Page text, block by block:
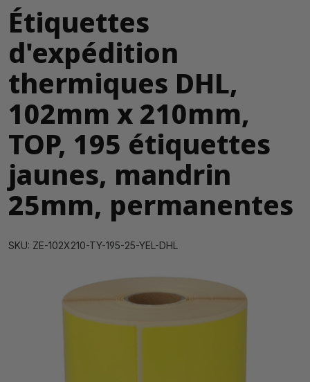
Étiquettes
d'expédition
thermiques DHL,
102mm x 210mm,
TOP, 195 étiquettes
jaunes, mandrin
25mm, permanentes
SKU: ZE-102X210-TY-195-25-YEL-DHL